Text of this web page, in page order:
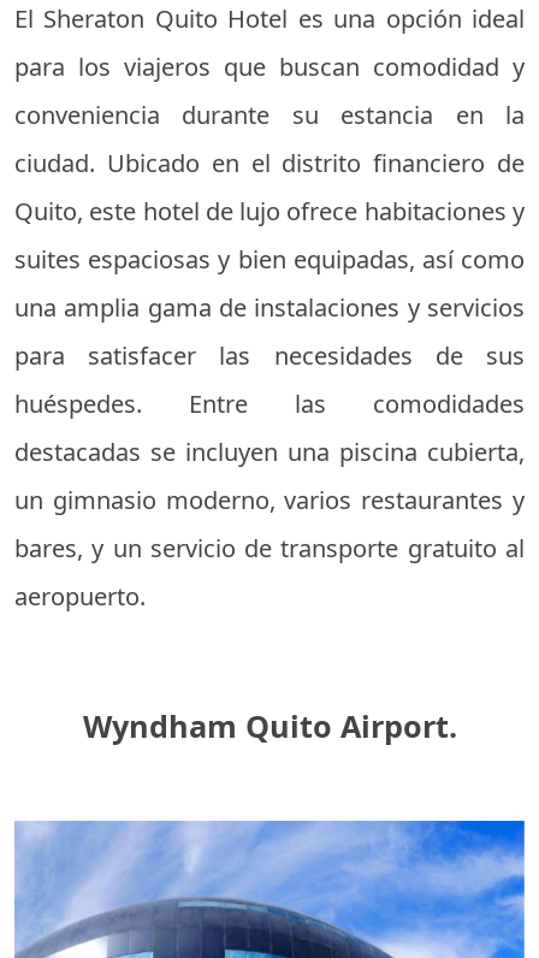
El Sheraton Quito Hotel es una opción ideal
para los viajeros que buscan comodidad y
conveniencia durante su estancia en la
ciudad. Ubicado en el distrito financiero de
Quito, este hotel de lujo ofrece habitaciones y
suites espaciosas y bien equipadas, así como
una amplia gama de instalaciones y servicios
para satisfacer las necesidades de sus
huéspedes. Entre las comodidades
destacadas se incluyen una piscina cubierta,
un gimnasio moderno, varios restaurantes y
bares, y un servicio de transporte gratuito al
aeropuerto.
Wyndham Quito Airport.